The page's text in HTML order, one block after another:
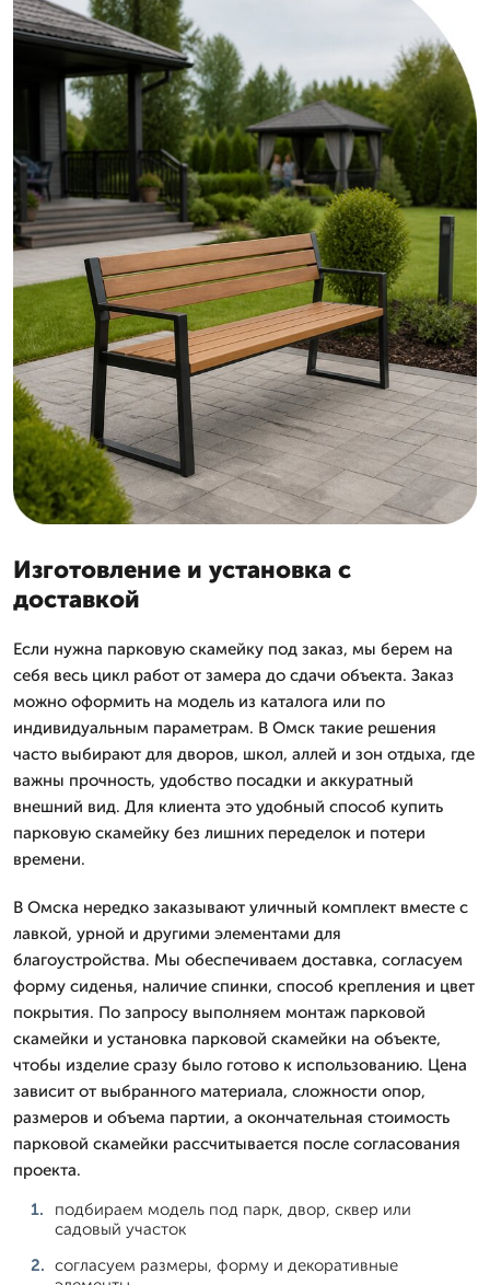
Изготовление и установка с
доставкой
Если нужна парковую скамейку под заказ, мы берем на
себя весь цикл работ от замера до сдачи объекта. Заказ
можно оформить на модель из каталога или по
индивидуальным параметрам. В Омск такие решения
часто выбирают для дворов, школ, аллей и зон отдыха, где
важны прочность, удобство посадки и аккуратный
внешний вид. Для клиента это удобный способ купить
парковую скамейку без лишних переделок и потери
времени.
В Омска нередко заказывают уличный комплект вместе с
лавкой, урной и другими элементами для
благоустройства. Мы обеспечиваем доставка, согласуем
форму сиденья, наличие спинки, способ крепления и цвет
покрытия. По запросу выполняем монтаж парковой
скамейки и установка парковой скамейки на объекте,
чтобы изделие сразу было готово к использованию. Цена
зависит от выбранного материала, сложности опор,
размеров и объема партии, а окончательная стоимость
парковой скамейки рассчитывается после согласования
проекта.
подбираем модель под парк, двор, сквер или
садовый участок
согласуем размеры, форму и декоративные